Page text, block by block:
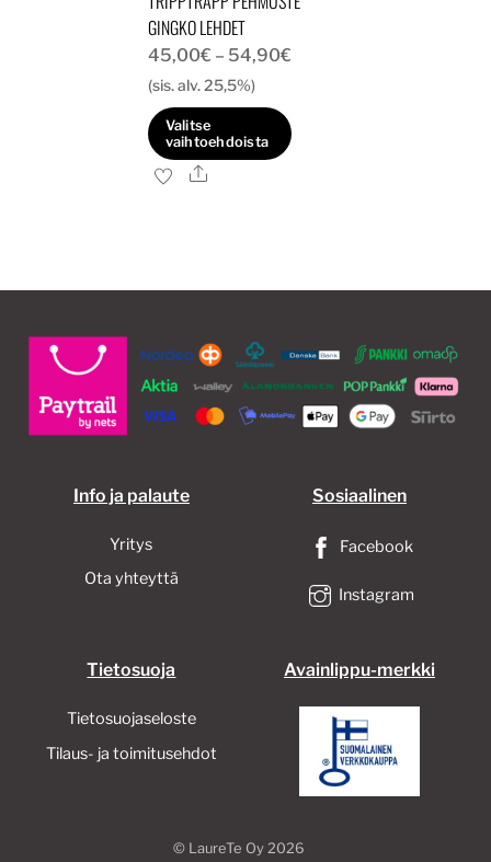
GINGKO LEHDET
45,00€ – 54,90€
54,90€
(sis. alv. 25,5%)
Valitse
vaihtoehdoista
Tällä
muunnelma.
tehdä
valinnat
tuotteen
Ale
Info ja palaute
Yritys
Ota yhteyttä
Sosiaalinen
Facebook
Instagram
Tietosuoja
Tietosuojaseloste
Tilaus- ja toimitusehdot
Avainlippu-merkki
© LaureTe Oy2026